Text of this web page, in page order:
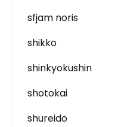
sfjam noris
shikko
shinkyokushin
shotokai
shureido